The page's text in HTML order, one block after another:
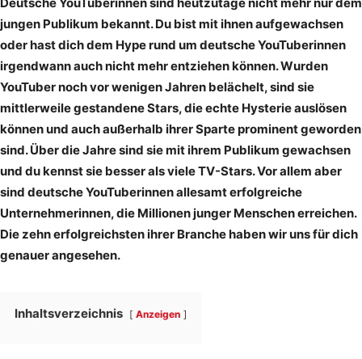
jungen Publikum bekannt. Du bist mit ihnen aufgewachsen
oder hast dich dem Hype rund um deutsche YouTuberinnen
irgendwann auch nicht mehr entziehen können. Wurden
YouTuber noch vor wenigen Jahren belächelt, sind sie
mittlerweile gestandene Stars, die echte Hysterie auslösen
können und auch außerhalb ihrer Sparte prominent geworden
sind. Über die Jahre sind sie mit ihrem Publikum gewachsen
und du kennst sie besser als viele TV-Stars. Vor allem aber
sind deutsche YouTuberinnen allesamt erfolgreiche
Unternehmerinnen, die Millionen junger Menschen erreichen.
Die zehn erfolgreichsten ihrer Branche haben wir uns für dich
genauer angesehen.
Inhaltsverzeichnis Anzeigen